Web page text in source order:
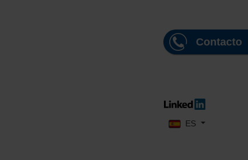
Contacto
Seleccione su idioma
ES